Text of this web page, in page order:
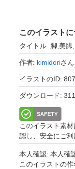
このイラスト
タイトル: 脚,美脚
作者: kimidoriさん
イラストのID:
ダウンロード:
SAFETY
このイラスト素材
認し、安全にご利
本人確認: 本人確
このイラストの作